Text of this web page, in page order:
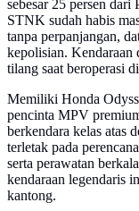
sebesar 25 persen
STNK sudah habis
tanpa perpanjangan,
kepolisian. Kendaraan
tilang saat beroperasi
Memiliki Honda
pencinta MPV
berkendara kelas atas
terletak pada
serta perawatan
kendaraan legendaris
kantong.